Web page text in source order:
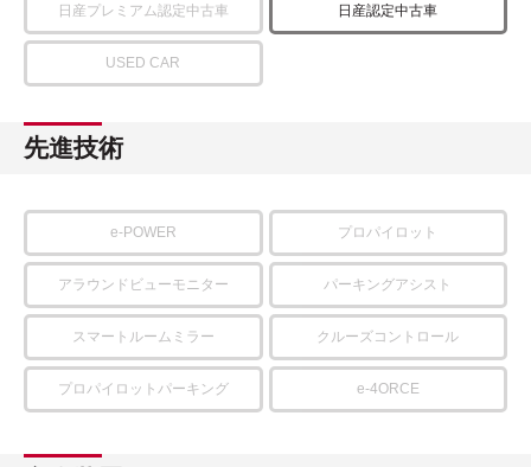
日産プレミアム認定中古車 日産認定中古車
USED CAR
先進技術
e-POWER プロパイロット
アラウンドビューモニター パーキングアシスト
スマートルームミラー クルーズコントロール
プロパイロットパーキング e-4ORCE